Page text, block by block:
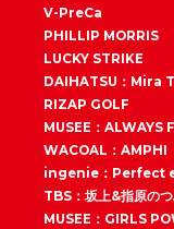
V-PreCa
PHILLIP MORRIS
LUCKY STRIKE
DAIHATSU：Mira
RIZAP GOLF
MUSEE：ALWAYS
WACOAL：AMPHI
ingenie：Perfect
TBS：坂上&指原の
MUSEE：GIRLS